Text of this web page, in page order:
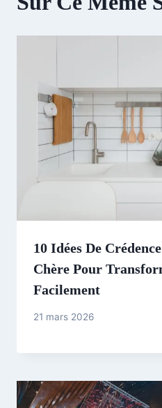
10 Idées De
Chère Pour
Facilement
21 mars 2026